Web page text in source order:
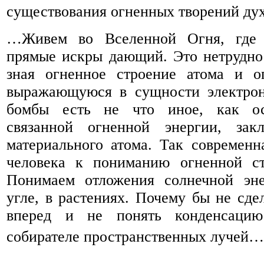
существования огненных творений
…Живем во Вселенной Огня, где
прямые искры дающий. Это нетрудно
зная огненное строение атома и
выражающуюся в сущности
бомбы есть не что иное, как
связанной огненной энергии,
материального атома. Так
человека к пониманию огненной
Понимаем отложения солнечной
угле, в растениях. Почему бы не
вперед и не понять
собирателе пространственных лучей…